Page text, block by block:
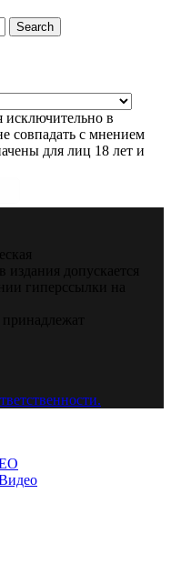
Search
исключительно в
совпадать с мнением
для лиц 18 лет и
издания допускается
гиперссылки на